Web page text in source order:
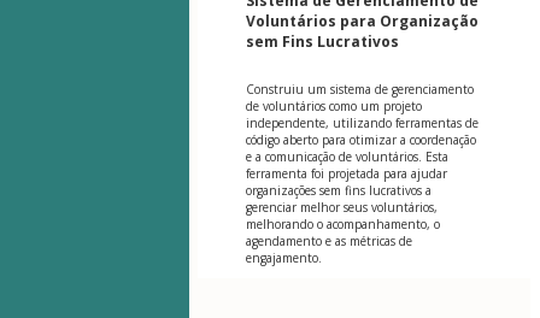
Voluntários para Organização
sem Fins Lucrativos
Construiu um sistema de gerenciamento
de voluntários como um projeto
independente, utilizando ferramentas de
código aberto para otimizar a coordenação
e a comunicação de voluntários. Esta
ferramenta foi projetada para ajudar
organizações sem fins lucrativos a
gerenciar melhor seus voluntários,
melhorando o acompanhamento, o
agendamento e as métricas de
engajamento.